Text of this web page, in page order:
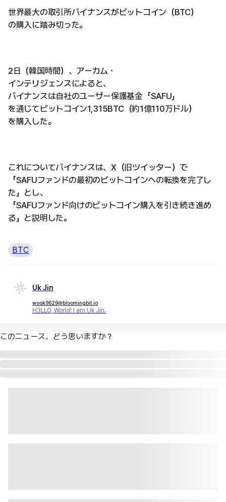
世界最大の取引所バイナンスがビットコイン（BTC）
の購入に踏み切った。
2日（韓国時間）、アーカム・
インテリジェンスによると、
バイナンスは自社のユーザー保護基金「SAFU」
を通じてビットコイン1,315BTC（約1億110万ドル）
を購入した。
これについてバイナンスは、X（旧ツイッター）で
「SAFUファンドの最初のビットコインへの転換を完了し
た」とし、
「SAFUファンド向けのビットコイン購入を引き続き進め
る」と説明した。
BTC
Uk Jin
wook9629@bloomingbit.io
H3LLO, World! I am Uk Jin.
このニュース、どう思いますか？